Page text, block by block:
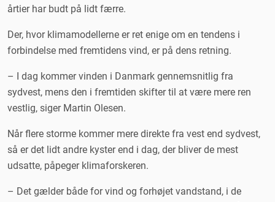
årtier har budt på lidt færre.
Der, hvor klimamodellerne er ret enige om en tendens i
forbindelse med fremtidens vind, er på dens retning.
– I dag kommer vinden i Danmark gennemsnitlig fra
sydvest, mens den i fremtiden skifter til at være mere ren
vestlig, siger Martin Olesen.
Når flere storme kommer mere direkte fra vest end sydvest,
så er det lidt andre kyster end i dag, der bliver de mest
udsatte, påpeger klimaforskeren.
– Det gælder både for vind og forhøjet vandstand, i de